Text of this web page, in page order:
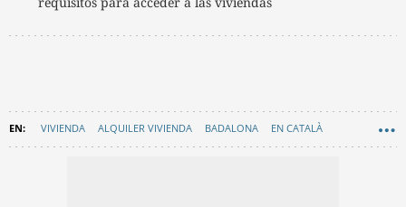
VIVIENDA ALQUILER VIVIENDA BADALONA EN CATALÀ